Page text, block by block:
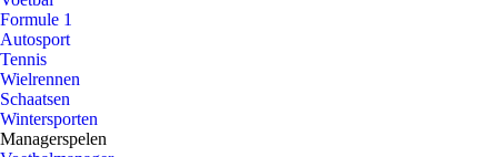
Formule 1
Autosport
Tennis
Wielrennen
Schaatsen
Wintersporten
Managerspelen